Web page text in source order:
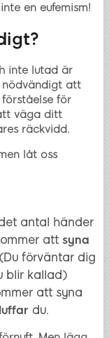
en eufemism!
inte lutad är
att
för
väga ditt
räckvidd.
låt oss
antal händer
att syna
förväntar dig
blir kallad)
att syna
du.